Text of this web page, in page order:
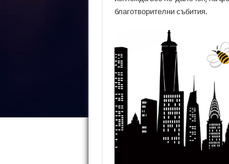
благотворителни събития.